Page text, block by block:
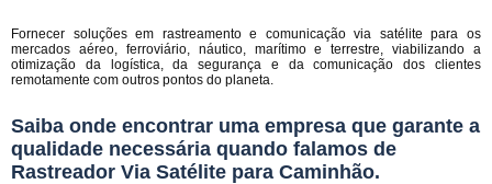
Fornecer soluções em rastreamento e comunicação via satélite para os
mercados aéreo, ferroviário, náutico, marítimo e terrestre, viabilizando a
otimização da logística, da segurança e da comunicação dos clientes
remotamente com outros pontos do planeta.
Saiba onde encontrar uma empresa que garante a
qualidade necessária quando falamos de
Rastreador Via Satélite para Caminhão.